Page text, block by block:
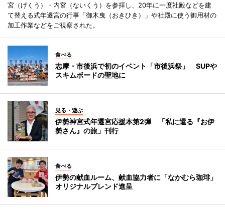
宮（げくう）・内宮（ないくう）を参拝し、20年に一度社殿などを建
て替える式年遷宮の行事「御木曳（おきひき）」や社殿に使う御用材の
加工作業などをご視察された。
食べる
志摩・市後浜で初のイベント「市後浜祭」 SUPや
スキムボードの聖地に
見る・遊ぶ
伊勢神宮式年遷宮応援本第2弾 「私に還る『お伊
勢さん』の旅」刊行
食べる
伊勢の献血ルーム、献血協力者に「なかむら珈琲」
オリジナルブレンド進呈